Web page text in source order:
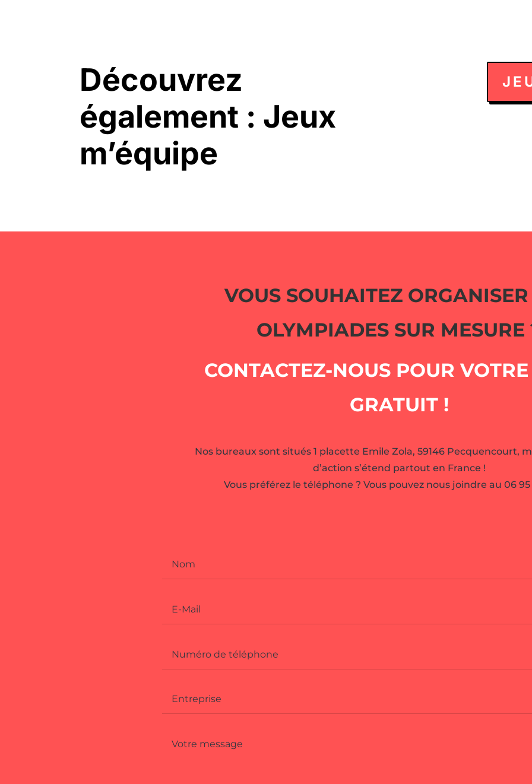
Découvrez
également : Jeux
m’équipe
VOUS SOUHAITEZ
OLYMPIADES SUR MESURE
CONTACTEZ-NOUS POUR
GRATUIT !
Nos bureaux sont situés 1 placette Emile Zola, 59146 Pecquencourt,
d’action s’étend partout en France !
Vous préférez le téléphone ? Vous pouvez nous joindre au 06